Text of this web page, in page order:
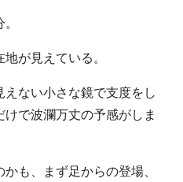
が見えている。
ない小さな鏡で支度をし
で波瀾万丈の予感がしま
も、まず足からの登場、